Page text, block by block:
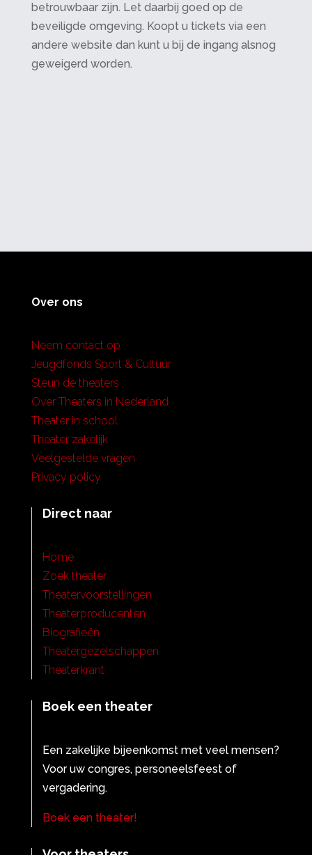
betrouwbaar zijn. Let daarbij goed op de
beveiligde omgeving. Koopt u tickets via een
andere website dan kunt u bij de ingang alsnog
geweigerd worden.
Over ons
Neem contact op
Jeugdfonds Sport & Cultuur
Steun de theaters
Over Theaters in Nederland
Theater in school
Theater zakelijk
Veelgestelde vragen
Privacy policy
Direct naar
Home
Zoek theater
Theatervoorstellingen
Theaterproducenten
Biografieën
Theatergezelschappen
Theaterkrant
Boek een theater
Een zakelijke bijeenkomst met veel mensen?
Voor uw congres, personeelsfeest of
vergadering.
Boek een theater!